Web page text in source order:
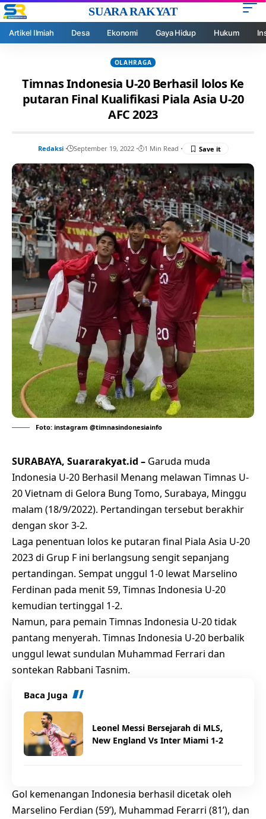
SUARA RAKYAT
Artikel Ilmiah Desa Ekonomi Gaya Hidup Hukum
OLAHRAGA
Timnas Indonesia U-20 Berhasil lolos Ke
putaran Final Kualifikasi Piala Asia U-20
AFC 2023
Redaksi September 19, 2022 1 Min Read
Foto: instagram @timnasindonesiainfo
SURABAYA, Suararakyat.id – Garuda muda
Indonesia U-20 Berhasil Menang melawan Timnas U-
20 Vietnam di Gelora Bung Tomo, Surabaya, Minggu
malam (18/9/2022). Pertandingan tersebut berakhir
dengan skor 3-2.
Laga penentuan lolos ke putaran final Piala Asia U-20
2023 di Grup F ini berlangsung sengit sepanjang
pertandingan. Sempat unggul 1-0 lewat Marselino
Ferdinan pada menit 59, Timnas Indonesia U-20
kemudian tertinggal 1-2.
Namun, para pemain Timnas Indonesia U-20 tidak
pantang menyerah. Timnas Indonesia U-20 berbalik
unggul lewat sundulan Muhammad Ferrari dan
sontekan Rabbani Tasnim.
Baca Juga
Leonel Messi Bersejarah di MLS,
New England Vs Inter Miami 1-2
Gol kemenangan Indonesia berhasil dicetak oleh
Marselino Ferdian (59’), Muhammad Ferarri (81’), dan